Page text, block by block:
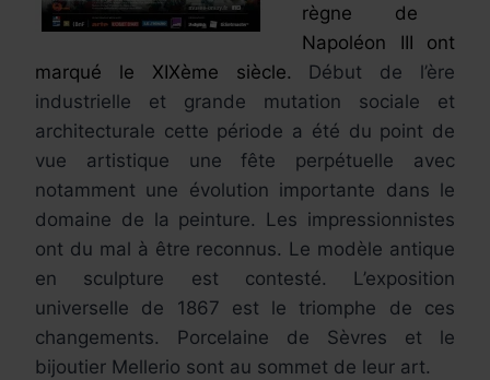
règne de
Napoléon III ont
marqué le XIXème siècle. Début de l’ère
industrielle et grande mutation sociale et
architecturale cette période a été du point de
vue artistique une fête perpétuelle avec
notamment une évolution importante dans le
domaine de la peinture. Les impressionnistes
ont du mal à être reconnus. Le modèle antique
en sculpture est contesté. L’exposition
universelle de 1867 est le triomphe de ces
changements. Porcelaine de Sèvres et le
bijoutier Mellerio sont au sommet de leur art.